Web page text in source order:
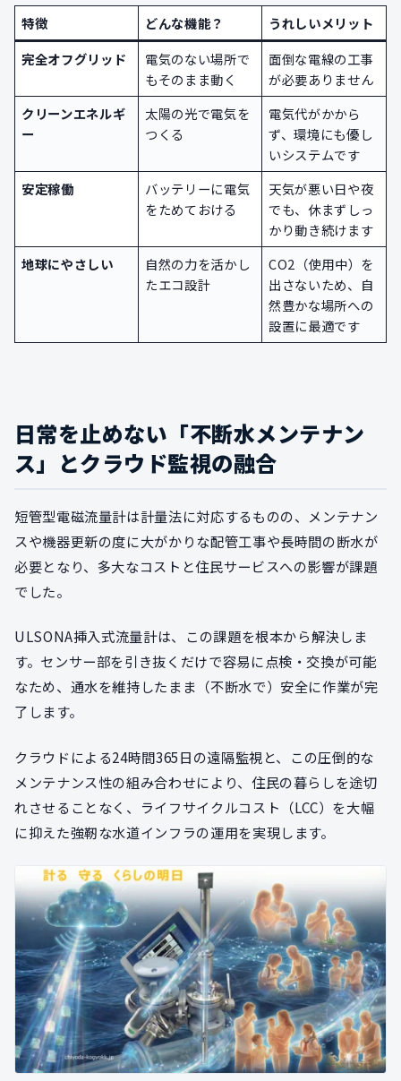
特徴 どんな機能？
うれしいメリット
完全オフグリッド
電気のない場所で
もそのまま動く
面倒な電線の工事
が必要ありません
クリーンエネルギ
ー
太陽の光で電気を
つくる
電気代がかから
ず、環境にも優し
いシステムです
安定稼働
バッテリーに電気
をためておける
天気が悪い日や夜
でも、休まずしっ
かり動き続けます
地球にやさしい
自然の力を活かし
たエコ設計
CO2（使用中）を
出さないため、自
然豊かな場所への
設置に最適です
日常を止めない「不断水メンテナン
ス」とクラウド監視の融合
短管型電磁流量計は計量法に対応するものの、メンテナン
スや機器更新の度に大がかりな配管工事や長時間の断水が
必要となり、多大なコストと住民サービスへの影響が課題
でした。
ULSONA挿入式流量計は、この課題を根本から解決しま
す。センサー部を引き抜くだけで容易に点検・交換が可能
なため、通水を維持したまま（不断水で）安全に作業が完
了します。
クラウドによる24時間365日の遠隔監視と、この圧倒的な
メンテナンス性の組み合わせにより、住民の暮らしを途切
れさせることなく、ライフサイクルコスト（LCC）を大幅
に抑えた強靭な水道インフラの運用を実現します。